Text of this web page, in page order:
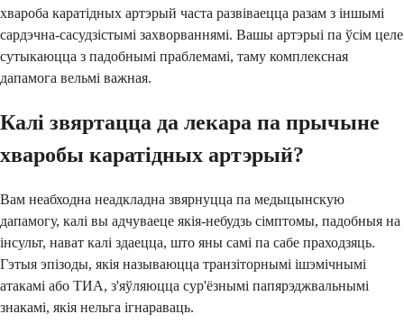
хвароба каратідных артэрый часта развіваецца разам з іншымі
сардэчна-сасудзiстымі захворваннямі. Вашы артэрыі па ўсім целе
сутыкаюцца з падобнымі праблемамі, таму комплексная
дапамога вельмі важная.
Калі звяртацца да лекара па прычыне
хваробы каратідных артэрый?
Вам неабходна неадкладна звярнуцца па медыцынскую
дапамогу, калі вы адчуваеце якія-небудзь сімптомы, падобныя на
інсульт, нават калі здаецца, што яны самі па сабе праходзяць.
Гэтыя эпізоды, якія называюцца транзіторнымі ішэмічнымі
атакамі або ТИА, з'яўляюцца сур'ёзнымі папярэджвальнымі
знакамі, якія нельга ігнараваць.